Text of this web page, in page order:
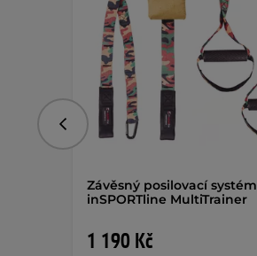
Závěsný posilovací systém
inSPORTline MultiTrainer
1 190 Kč
Předchozí